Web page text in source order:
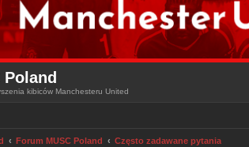
kibiców Manchesteru United
Forum MUSC Poland Często zadawane pytania